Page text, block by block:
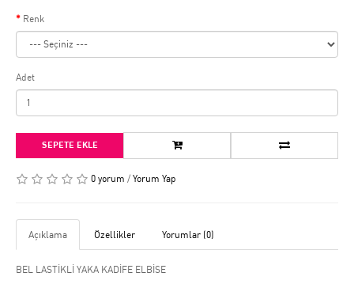
Renk
Adet
SEPETE EKLE
0 yorum / Yorum Yap
Açıklama Özellikler Yorumlar (0)
BEL LASTİKLİ YAKA KADİFE ELBİSE